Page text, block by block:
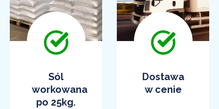
Sól
workowana
po 25kg.
Dostawa
w cenie